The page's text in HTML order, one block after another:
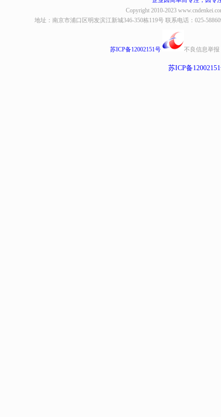
Copyright 2010-2023
地址：南京市浦口区明发滨江新城346-350栋119号 联系电话：025-
苏ICP备12002151号 不良信息举报
苏ICP备